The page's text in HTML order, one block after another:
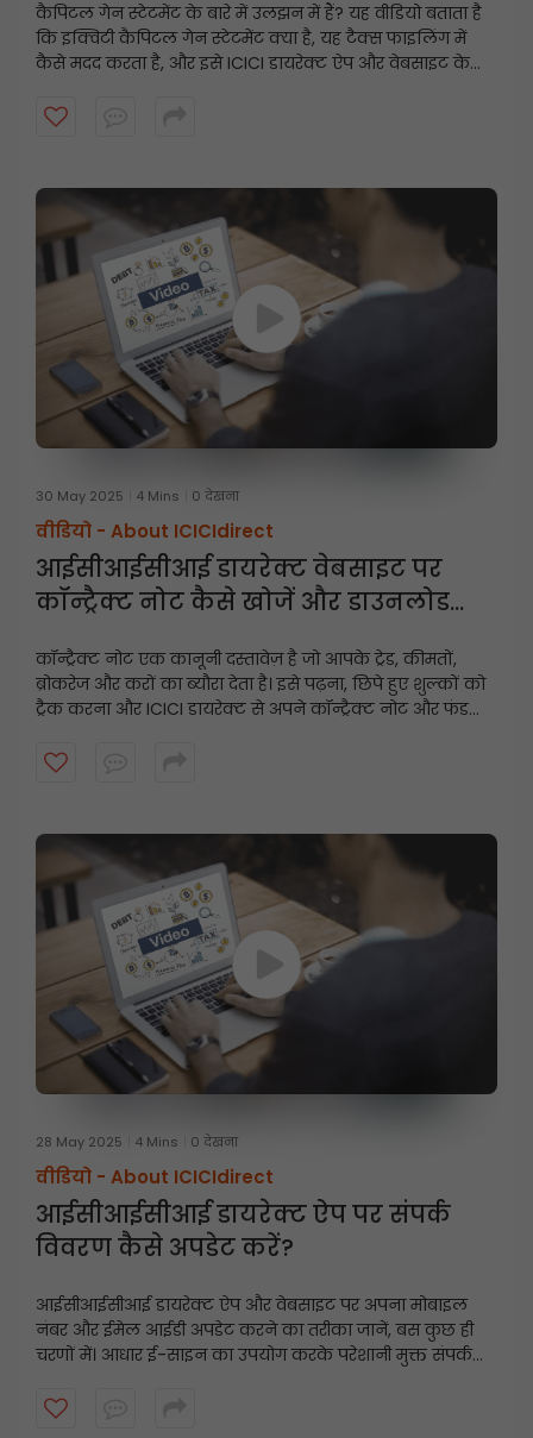
कैपिटल गेन स्टेटमेंट के बारे में उलझन में हैं? यह वीडियो बताता है
कि इक्विटी कैपिटल गेन स्टेटमेंट क्या है, यह टैक्स फाइलिंग में
कैसे मदद करता है, और इसे ICICI डायरेक्ट ऐप और वेबसाइट के
गाइड के साथ टैक्स के लिए तैयार रहें और अपने निवेश पर नज़र
30 May 2025 4 Mins 0 देखना
वीडियो - About ICICIdirect
आईसीआईसीआई डायरेक्ट वेबसाइट पर
कॉन्ट्रैक्ट नोट कैसे खोजें और डाउनलोड
कॉन्ट्रैक्ट नोट एक कानूनी दस्तावेज़ है जो आपके ट्रेड, कीमतों,
ब्रोकरेज और करों का ब्यौरा देता है। इसे पढ़ना, छिपे हुए शुल्कों को
ट्रैक करना और ICICI डायरेक्ट से अपने कॉन्ट्रैक्ट नोट और फंड
28 May 2025 4 Mins 0 देखना
वीडियो - About ICICIdirect
आईसीआईसीआई डायरेक्ट ऐप पर संपर्क
विवरण कैसे अपडेट करें?
आईसीआईसीआई डायरेक्ट ऐप और वेबसाइट पर अपना मोबाइल
नंबर और ईमेल आईडी अपडेट करने का तरीका जानें, बस कुछ ही
चरणों में। आधार ई-साइन का उपयोग करके परेशानी मुक्त संपर्क